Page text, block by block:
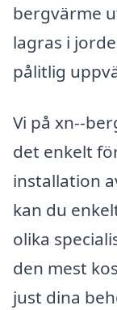
bergvärme
lagras i
pålitlig
Vi på xn--
det enkelt
installation
kan du
olika
den mest
just dina